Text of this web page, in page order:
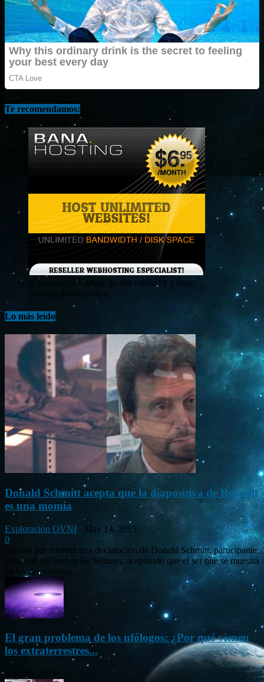
Te recomendamos:
¡Consigue tu hosting de alta calidad y a bajo
costo en Banahosting!
Lo más leído
Donald Schmitt acepta que la diapositiva de Roswell
es una momia
Exploración OVNI - May 14, 2015
0
Circula por internet una declaración de Donald Schmitt, participante
principal del evento Be Witness, aceptando que el ser que se muestra
en las diapositivas...
El gran problema de los ufólogos: ¿Por qué vienen
los extraterrestres...